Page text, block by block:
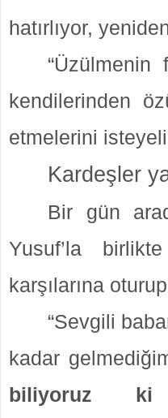
hatırlıyor,
kendilerinden
etmelerini
Kardeşler
Bir gün
Yusuf’la
karşılarına
“Sevgili
kadar
biliyoruz ki